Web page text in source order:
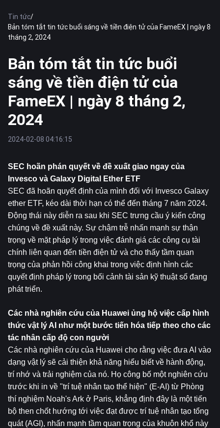
Tin tức/
Bản tóm tắt tin tức buổi sáng về tiền điện tử của FameEX | ngày 8
tháng 2, 2024
Bản tóm tắt tin tức buổi
sáng về tiền điện tử của
FameEX | ngày 8 tháng 2,
2024
2024-02-08 04:16:15
SEC hoãn phán quyết về đề xuất giao ngay của
Invesco và Galaxy Digital Ether ETF
SEC đã hoãn quyết định của mình đối với Invesco Galaxy
ether ETF, kéo dài thời hạn có thể đến tháng 7 năm 2024.
Động thái này diễn ra sau khi SEC trưng cầu ý kiến ​​công
chúng về đề xuất này. Sự chậm trễ nhấn mạnh sự thận
trọng về mặt pháp lý trong việc đánh giá các công cụ tài
chính liên quan đến tiền điện tử và cho thấy tầm quan
trọng của phản hồi công khai trong việc định hình các
quyết định pháp lý trong bối cảnh tài sản kỹ thuật số đang
phát triển.
Các nhà nghiên cứu của Huawei ủng hộ việc cấp hình
thức vật lý AI như một bước tiến hóa tiếp theo cho các
tác nhân cấp độ con người
Các nhà nghiên cứu của Huawei cho rằng việc đưa AI vào
dạng vật lý sẽ cải thiện khả năng hiểu biết về hành động,
trí nhớ và trải nghiệm của nó. Họ công bố một nghiên cứu
trước khi in về "trí tuệ nhân tạo thể hiện" (E-AI) từ Phòng
thí nghiệm Noah's Ark ở Paris, khẳng định đây là một tiến
bộ then chốt hướng tới việc đạt được trí tuệ nhân tạo tổng
quát (AGI), nhấn mạnh tầm quan trọng của khuôn khổ này